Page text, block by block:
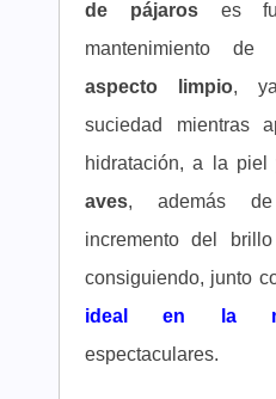
de pájaroses
mantenimiento de
aspecto limpio,
suciedad mientras
hidratación, a la
aves, además de
incremento del
consiguiendo, junto
ideal en la
espectaculares.